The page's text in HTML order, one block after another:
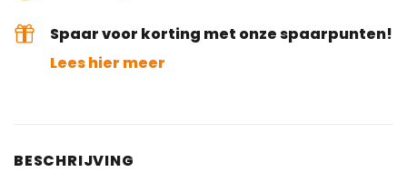
Spaar voor korting met onze spaarpunten!
Lees hier meer
BESCHRIJVING